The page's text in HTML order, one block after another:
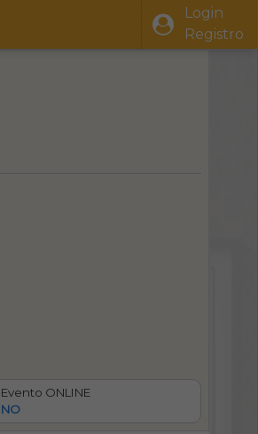
Login
Registro
Evento ONLINE
NO